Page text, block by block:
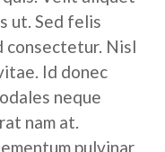
ut. Sed felis
Nisl
Id donec
neque
nam at.
pulvinar